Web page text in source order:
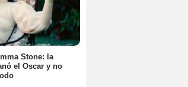
Stone: la
el Oscar y no